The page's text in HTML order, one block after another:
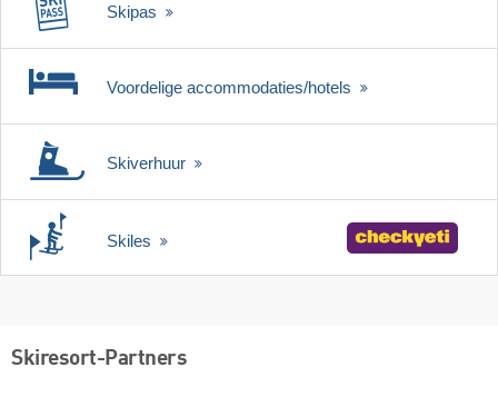
Skipas
Voordelige accommodaties/hotels
Skiverhuur
Skiles
Skiresort-Partners